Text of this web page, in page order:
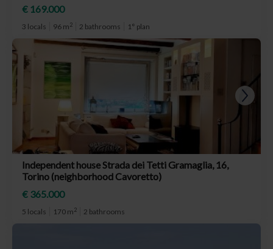
€ 169.000
3 locals 96 m2 2 bathrooms 1° plan
Independent house Strada dei Tetti Gramaglia, 16,
Torino (neighborhood Cavoretto)
€ 365.000
5 locals 170 m2 2 bathrooms